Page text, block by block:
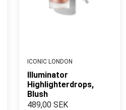
ICONIC LONDON
Illuminator
Highlighterdrops,
Blush
489,00 SEK